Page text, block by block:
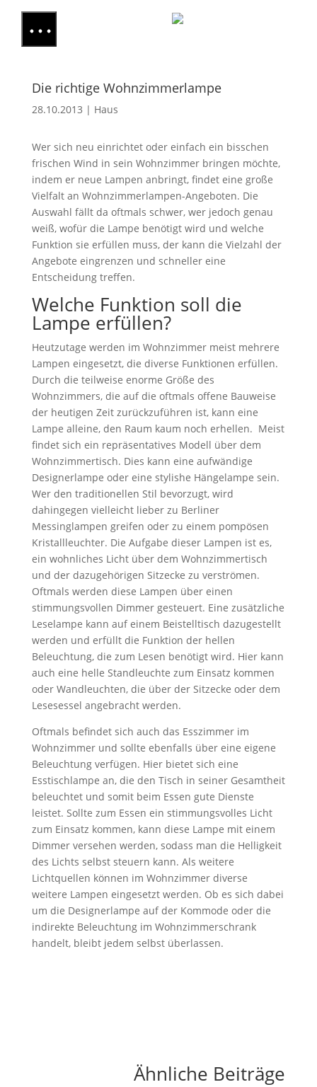
Die richtige Wohnzimmerlampe
28.10.2013 | Haus
Wer sich neu einrichtet oder einfach ein bisschen
frischen Wind in sein Wohnzimmer bringen möchte,
indem er neue Lampen anbringt, findet eine große
Vielfalt an Wohnzimmerlampen-Angeboten. Die
Auswahl fällt da oftmals schwer, wer jedoch genau
weiß, wofür die Lampe benötigt wird und welche
Funktion sie erfüllen muss, der kann die Vielzahl der
Angebote eingrenzen und schneller eine
Entscheidung treffen.
Welche Funktion soll die
Lampe erfüllen?
Heutzutage werden im Wohnzimmer meist mehrere
Lampen eingesetzt, die diverse Funktionen erfüllen.
Durch die teilweise enorme Größe des
Wohnzimmers, die auf die oftmals offene Bauweise
der heutigen Zeit zurückzuführen ist, kann eine
Lampe alleine, den Raum kaum noch erhellen. Meist
findet sich ein repräsentatives Modell über dem
Wohnzimmertisch. Dies kann eine aufwändige
Designerlampe oder eine stylishe Hängelampe sein.
Wer den traditionellen Stil bevorzugt, wird
dahingegen vielleicht lieber zu Berliner
Messinglampen greifen oder zu einem pompösen
Kristallleuchter. Die Aufgabe dieser Lampen ist es,
ein wohnliches Licht über dem Wohnzimmertisch
und der dazugehörigen Sitzecke zu verströmen.
Oftmals werden diese Lampen über einen
stimmungsvollen Dimmer gesteuert. Eine zusätzliche
Leselampe kann auf einem Beistelltisch dazugestellt
werden und erfüllt die Funktion der hellen
Beleuchtung, die zum Lesen benötigt wird. Hier kann
auch eine helle Standleuchte zum Einsatz kommen
oder Wandleuchten, die über der Sitzecke oder dem
Lesesessel angebracht werden.
Oftmals befindet sich auch das Esszimmer im
Wohnzimmer und sollte ebenfalls über eine eigene
Beleuchtung verfügen. Hier bietet sich eine
Esstischlampe an, die den Tisch in seiner Gesamtheit
beleuchtet und somit beim Essen gute Dienste
leistet. Sollte zum Essen ein stimmungsvolles Licht
zum Einsatz kommen, kann diese Lampe mit einem
Dimmer versehen werden, sodass man die Helligkeit
des Lichts selbst steuern kann. Als weitere
Lichtquellen können im Wohnzimmer diverse
weitere Lampen eingesetzt werden. Ob es sich dabei
um die Designerlampe auf der Kommode oder die
indirekte Beleuchtung im Wohnzimmerschrank
handelt, bleibt jedem selbst überlassen.
Ähnliche Beiträge